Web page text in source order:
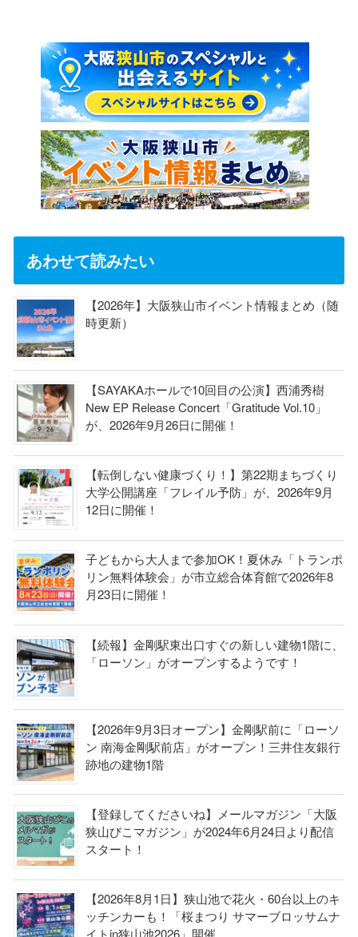
あわせて読みたい
【2026年】大阪狭山市イベント情報まとめ（随
時更新）
【SAYAKAホールで10回目の公演】西浦秀樹
New EP Release Concert「Gratitude Vol.10」
が、2026年9月26日に開催！
【転倒しない健康づくり！】第22期まちづくり
大学公開講座「フレイル予防」が、2026年9月
12日に開催！
子どもから大人まで参加OK！夏休み「トランポ
リン無料体験会」が市立総合体育館で2026年8
月23日に開催！
【続報】金剛駅東出口すぐの新しい建物1階に、
「ローソン」がオープンするようです！
【2026年9月3日オープン】金剛駅前に「ローソ
ン 南海金剛駅前店」がオープン！三井住友銀行
跡地の建物1階
【登録してくださいね】メールマガジン「大阪
狭山びこマガジン」が2024年6月24日より配信
スタート！
【2026年8月1日】狭山池で花火・60台以上のキ
ッチンカーも！「桜まつり サマーブロッサムナ
イトin狭山池2026」開催